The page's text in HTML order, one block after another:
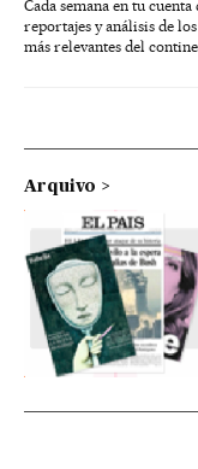
Cada semana en tu
reportajes y análisis de
más relevantes del
Arquivo